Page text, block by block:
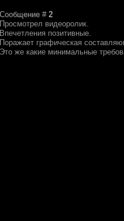
# 2
Просмотрел видеоролик.
Впечетления позитивные.
Поражает графическая
Это же какие минимальные